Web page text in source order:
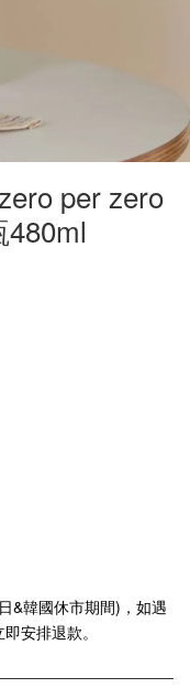
per zero
&韓國休市期間)，如遇
安排退款。